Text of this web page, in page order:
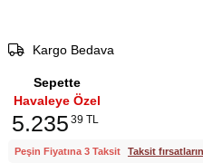
Kargo Bedava
Sepette
Havaleye Özel
5.235 39 TL
Peşin Fiyatına 3 Taksit Taksit